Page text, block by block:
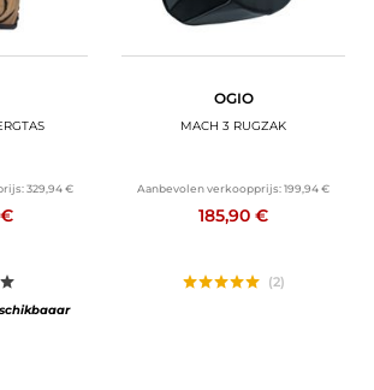
EN GOEDE DEALS
MET ONS OPNEMEN
329,94 €
OGIO
MACH 3 RUGZAK
Aanbevolen verkoopprijs:199,94 €
185,90 €
(2)